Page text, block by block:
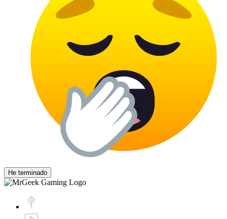
He terminado